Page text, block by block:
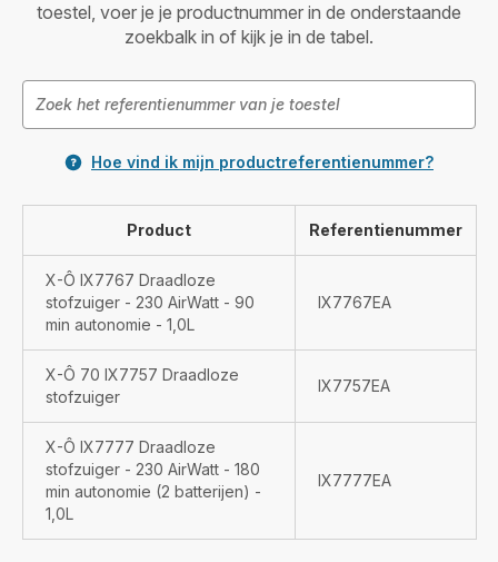
toestel, voer je je productnummer in de onderstaande
zoekbalk in of kijk je in de tabel.
Hoe vind ik mijn productreferentienummer?
Product Referentienummer
X-Ô IX7767 Draadloze
stofzuiger - 230 AirWatt - 90
min autonomie - 1,0L
IX7767EA
X-Ô 70 IX7757 Draadloze
stofzuiger
IX7757EA
X-Ô IX7777 Draadloze
stofzuiger - 230 AirWatt - 180
min autonomie (2 batterijen) -
1,0L
IX7777EA